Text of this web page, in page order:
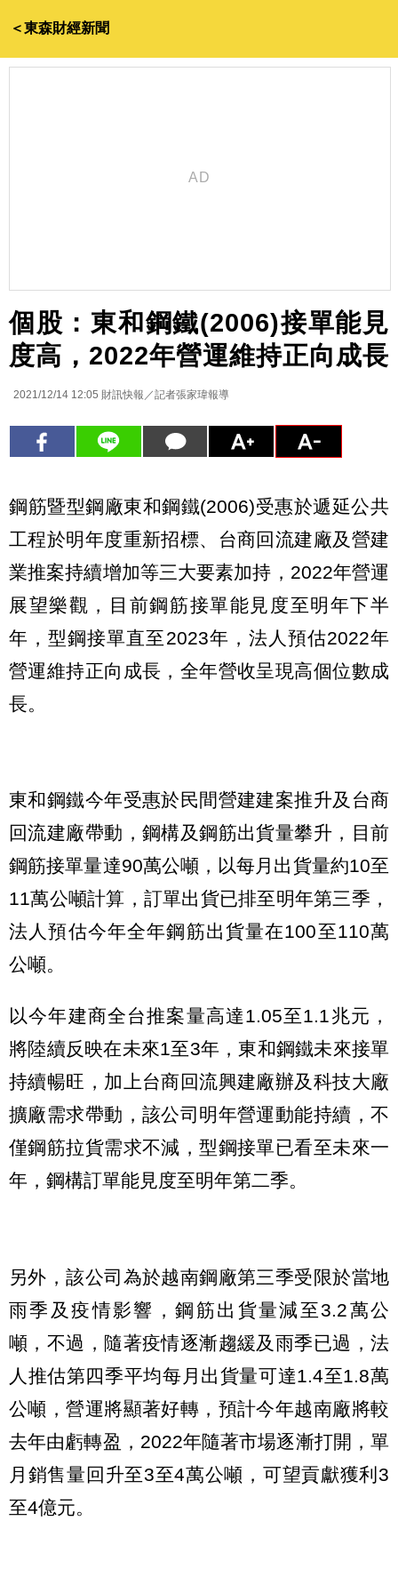
＜東森財經新聞
個股：東和鋼鐵(2006)接單能見
度高，2022年營運維持正向成長
2021/12/14 12:05 財訊快報／記者張家瑋報導
鋼筋暨型鋼廠東和鋼鐵(2006)受惠於遞延公共
工程於明年度重新招標、台商回流建廠及營建
業推案持續增加等三大要素加持，2022年營運
展望樂觀，目前鋼筋接單能見度至明年下半
年，型鋼接單直至2023年，法人預估2022年
營運維持正向成長，全年營收呈現高個位數成
長。
東和鋼鐵今年受惠於民間營建建案推升及台商
回流建廠帶動，鋼構及鋼筋出貨量攀升，目前
鋼筋接單量達90萬公噸，以每月出貨量約10至
11萬公噸計算，訂單出貨已排至明年第三季，
法人預估今年全年鋼筋出貨量在100至110萬
公噸。
以今年建商全台推案量高達1.05至1.1兆元，
將陸續反映在未來1至3年，東和鋼鐵未來接單
持續暢旺，加上台商回流興建廠辦及科技大廠
擴廠需求帶動，該公司明年營運動能持續，不
僅鋼筋拉貨需求不減，型鋼接單已看至未來一
年，鋼構訂單能見度至明年第二季。
另外，該公司為於越南鋼廠第三季受限於當地
雨季及疫情影響，鋼筋出貨量減至3.2萬公
噸，不過，隨著疫情逐漸趨緩及雨季已過，法
人推估第四季平均每月出貨量可達1.4至1.8萬
公噸，營運將顯著好轉，預計今年越南廠將較
去年由虧轉盈，2022年隨著市場逐漸打開，單
月銷售量回升至3至4萬公噸，可望貢獻獲利3
至4億元。